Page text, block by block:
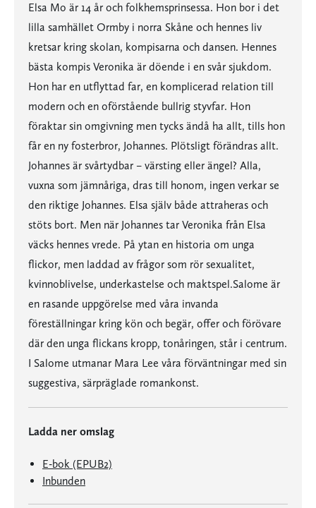
Elsa Mo är 14 år och folkhemsprinsessa. Hon bor i det
lilla samhället Ormby i norra Skåne och hennes liv
kretsar kring skolan, kompisarna och dansen. Hennes
bästa kompis Veronika är döende i en svår sjukdom.
Hon har en utflyttad far, en komplicerad relation till
modern och en oförstående bullrig styvfar. Hon
föraktar sin omgivning men tycks ändå ha allt, tills hon
får en ny fosterbror, Johannes. Plötsligt förändras allt.
Johannes är svårtydbar – värsting eller ängel? Alla,
vuxna som jämnåriga, dras till honom, ingen verkar se
den riktige Johannes. Elsa själv både attraheras och
stöts bort. Men när Johannes tar Veronika från Elsa
väcks hennes vrede. På ytan en historia om unga
flickor, men laddad av frågor som rör sexualitet,
kvinnoblivelse, underkastelse och maktspel.Salome är
en rasande uppgörelse med våra invanda
föreställningar kring kön och begär, offer och förövare
där den unga flickans kropp, tonåringen, står i centrum.
I Salome utmanar Mara Lee våra förväntningar med sin
suggestiva, särpräglade romankonst.
Ladda ner omslag
E-bok (EPUB2)
Inbunden